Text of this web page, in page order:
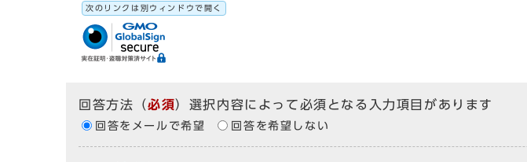
次のリンクは別ウィンドウで開く
回答方法 （必須）選択内容によって必須となる入力項目があります
回答をメールで希望 回答を希望しない